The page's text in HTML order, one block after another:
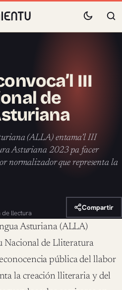
III
de
(ALLA) entama’l III
Asturiana 2023 pa facer
normalizador que representa la
de llectura
Compartir
Asturiana (ALLA)
Nacional de Lliteratura
pública del llabor
la creación lliteraria y del